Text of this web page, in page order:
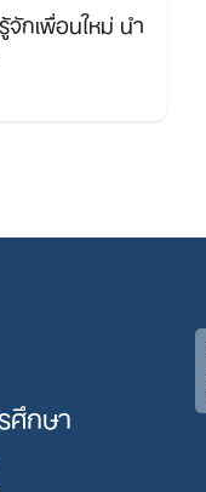
กเพื่อนใหม่ นำ
ศึกษา